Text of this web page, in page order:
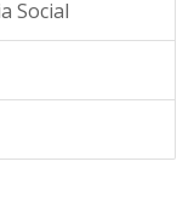
Social